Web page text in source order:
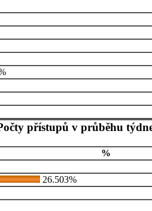
přístupů v průběhu
%
26.503%